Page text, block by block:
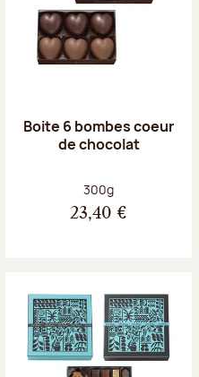
Boite 6 bombes coeur
de chocolat
Poids net :
300g
23,40 €